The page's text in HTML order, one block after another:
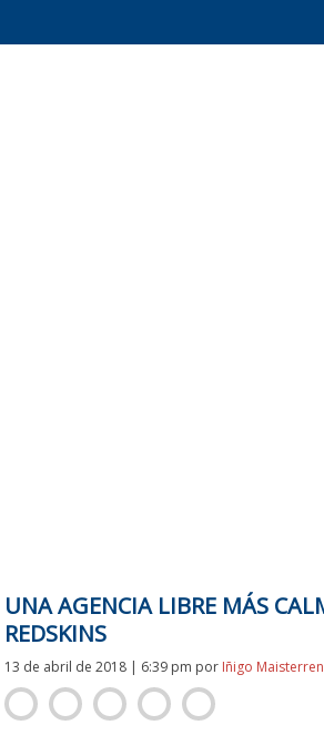
UNA AGENCIA LIBRE MÁS
REDSKINS
13 de abril de 2018 | 6:39 pm por Iñigo